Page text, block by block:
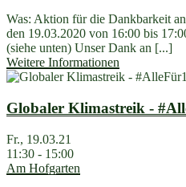
Was: Aktion für die Dankbarkeit
den 19.03.2020 von 16:00 bis
(siehe unten) Unser Dank an [...]
Weitere Informationen
Globaler Klimastreik -
Fr., 19.03.21
11:30 - 15:00
Am Hofgarten